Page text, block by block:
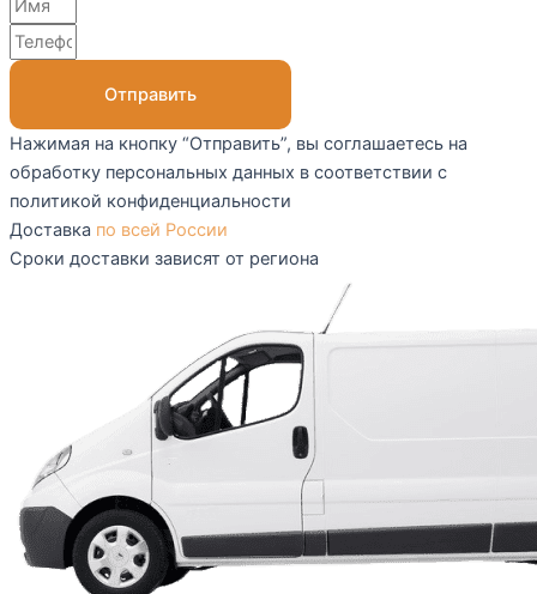
Отправить
Нажимая на кнопку “Отправить”, вы соглашаетесь на
обработку персональных данных в соответствии с
политикой конфиденциальности
Доставка по всей России
Сроки доставки зависят от региона